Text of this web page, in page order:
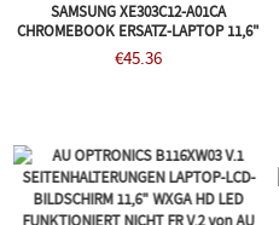
SAMSUNG XE303C12-A01CA
CHROMEBOOK ERSATZ-LAPTOP 11,6"
LCD-LED-Bildschirm
€45.36